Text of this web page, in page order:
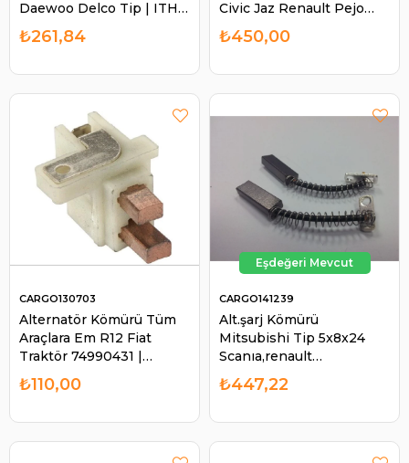
Daewoo Delco Tip | ITH
BHD43002
₺261,84
Civic Jaz Renault Pejo
Ford Y.m Citroen Peugeot
508 Şarz Dinamo Kömür
₺450,00
Alternatör Kömürü Tüm
Araçlara Em R12 Fiat
Traktör 74990431 |
CARGO 130703
CARGO130703
₺110,00
Alt.şarj Kömürü
Mitsubishi Tip 5x8x24
Scanıa,renault
TRUCK(CGF032141239 |
CARGO 141239
CARGO141239
₺447,22